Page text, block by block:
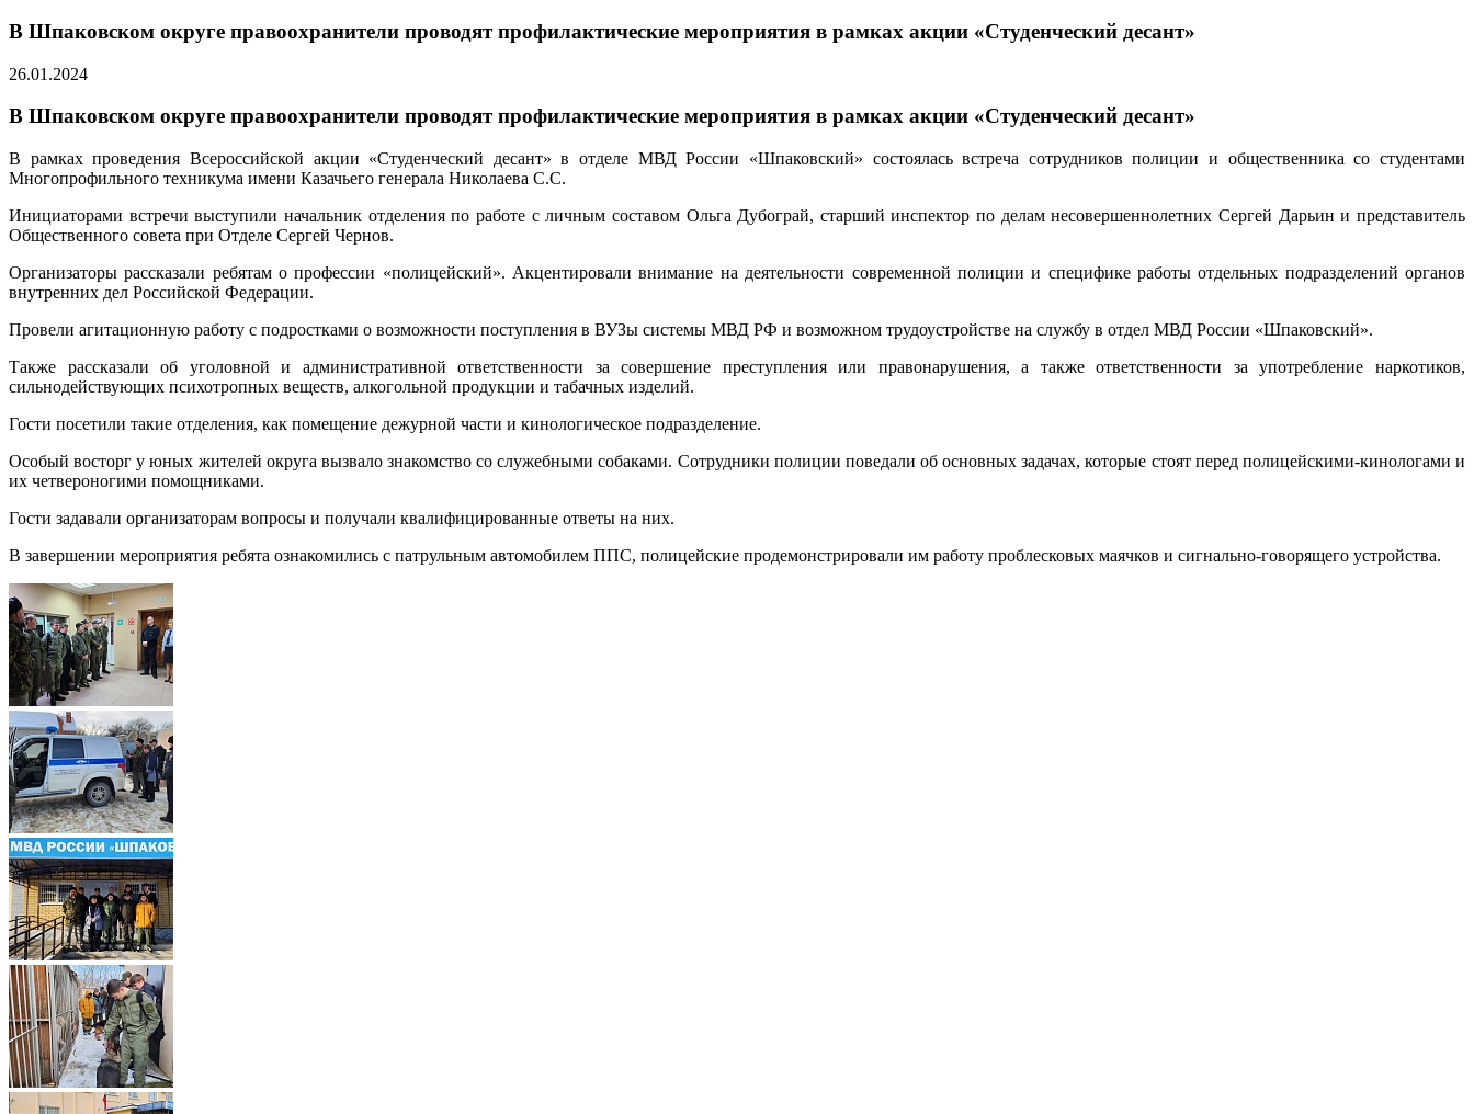
В Шпаковском округе правоохранители проводят профилактические мероприятия в рамках акции «Студенческий десант»
26.01.2024
В Шпаковском округе правоохранители проводят профилактические мероприятия в рамках акции «Студенческий десант»
В рамках проведения Всероссийской акции «Студенческий десант» в отделе МВД России «Шпаковский» состоялась встреча сотрудников полиции и общественника со студентами
Многопрофильного техникума имени Казачьего генерала Николаева С.С.
Инициаторами встречи выступили начальник отделения по работе с личным составом Ольга Дубограй, старший инспектор по делам несовершеннолетних Сергей Дарьин и представитель
Общественного совета при Отделе Сергей Чернов.
Организаторы рассказали ребятам о профессии «полицейский». Акцентировали внимание на деятельности современной полиции и специфике работы отдельных подразделений органов
внутренних дел Российской Федерации.
Провели агитационную работу с подростками о возможности поступления в ВУЗы системы МВД РФ и возможном трудоустройстве на службу в отдел МВД России «Шпаковский».
Также рассказали об уголовной и административной ответственности за совершение преступления или правонарушения, а также ответственности за употребление наркотиков,
сильнодействующих психотропных веществ, алкогольной продукции и табачных изделий.
Гости посетили такие отделения, как помещение дежурной части и кинологическое подразделение.
Особый восторг у юных жителей округа вызвало знакомство со служебными собаками. Сотрудники полиции поведали об основных задачах, которые стоят перед полицейскими-кинологами и
их четвероногими помощниками.
Гости задавали организаторам вопросы и получали квалифицированные ответы на них.
В завершении мероприятия ребята ознакомились с патрульным автомобилем ППС, полицейские продемонстрировали им работу проблесковых маячков и сигнально-говорящего устройства.